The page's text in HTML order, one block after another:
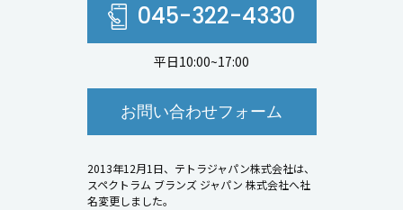
045-322-4330
平日10:00~17:00
お問い合わせフォーム
2013年12月1日、テトラジャパン株式会社は、
スペクトラム ブランズ ジャパン 株式会社へ社
名変更しました。